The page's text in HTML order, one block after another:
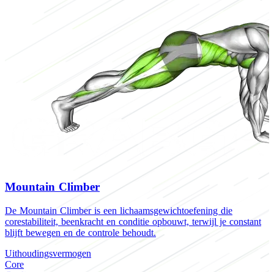
Mountain Climber
De Mountain Climber is een lichaamsgewichtoefening die
corestabiliteit, beenkracht en conditie opbouwt, terwijl je constant
blijft bewegen en de controle behoudt.
Uithoudingsvermogen
Core